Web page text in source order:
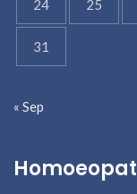
24 25
31
« Sep